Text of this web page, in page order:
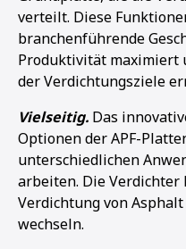
verteilt. Diese
branchenführende
Produktivität maximiert
der Verdichtungsziele
Vielseitig. Das
Optionen der APF-
unterschiedlichen
arbeiten. Die Verdichter
Verdichtung von
wechseln.